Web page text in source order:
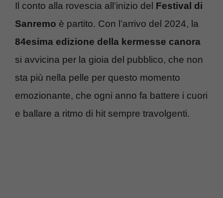
Il conto alla rovescia all’inizio del Festival di
Sanremo è partito. Con l’arrivo del 2024, la
84esima edizione della kermesse canora
si avvicina per la gioia del pubblico, che non
sta più nella pelle per questo momento
emozionante, che ogni anno fa battere i cuori
e ballare a ritmo di hit sempre travolgenti.